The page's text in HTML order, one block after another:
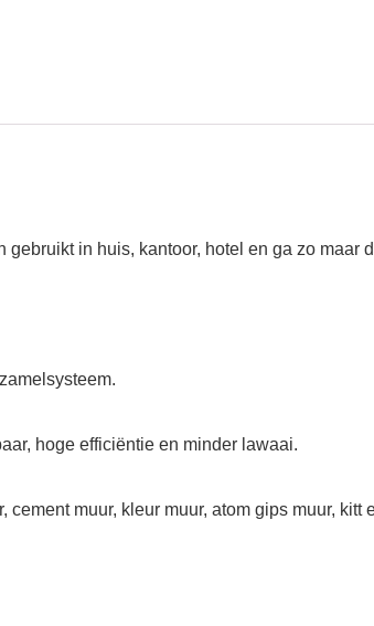
in huis, kantoor, hotel en ga zo maar
hoge efficiëntie en minder lawaai.
muur, kleur muur, atom gips muur, kitt